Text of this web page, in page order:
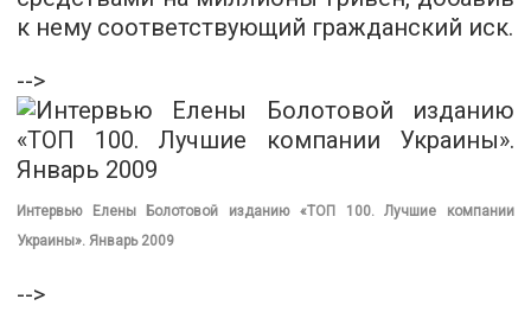
к нему соответствующий гражданский иск.
-->
Интервью Елены Болотовой изданию «ТОП 100. Лучшие компании
Украины». Январь 2009
-->